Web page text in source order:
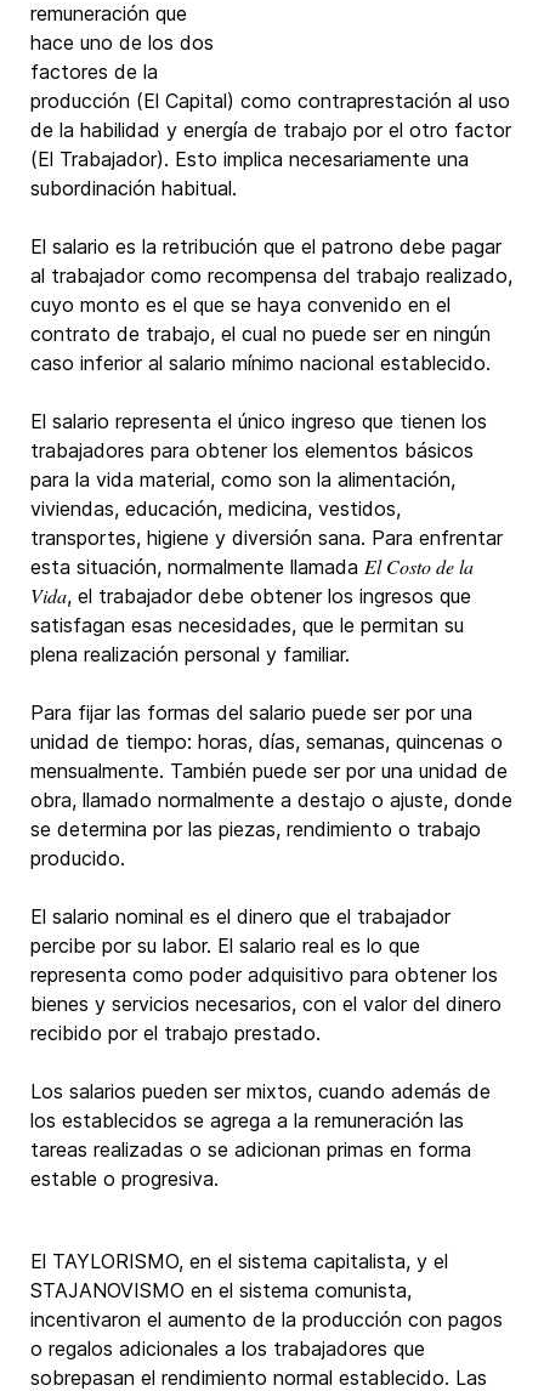
remuneración que
hace uno de los dos
factores de la
producción (El Capital) como contraprestación al uso
de la habilidad y energía de trabajo por el otro factor
(El Trabajador). Esto implica necesariamente una
subordinación habitual.
El salario es la retribución que el patrono debe pagar
al trabajador como recompensa del trabajo realizado,
cuyo monto es el que se haya convenido en el
contrato de trabajo, el cual no puede ser en ningún
caso inferior al salario mínimo nacional establecido.
El salario representa el único ingreso que tienen los
trabajadores para obtener los elementos básicos
para la vida material, como son la alimentación,
viviendas, educación, medicina, vestidos,
transportes, higiene y diversión sana. Para enfrentar
esta situación, normalmente llamada El Costo de la
Vida, el trabajador debe obtener los ingresos que
satisfagan esas necesidades, que le permitan su
plena realización personal y familiar.
Para fijar las formas del salario puede ser por una
unidad de tiempo: horas, días, semanas, quincenas o
mensualmente. También puede ser por una unidad de
obra, llamado normalmente a destajo o ajuste, donde
se determina por las piezas, rendimiento o trabajo
producido.
El salario nominal es el dinero que el trabajador
percibe por su labor. El salario real es lo que
representa como poder adquisitivo para obtener los
bienes y servicios necesarios, con el valor del dinero
recibido por el trabajo prestado.
Los salarios pueden ser mixtos, cuando además de
los establecidos se agrega a la remuneración las
tareas realizadas o se adicionan primas en forma
estable o progresiva.
El TAYLORISMO, en el sistema capitalista, y el
STAJANOVISMO en el sistema comunista,
incentivaron el aumento de la producción con pagos
o regalos adicionales a los trabajadores que
sobrepasan el rendimiento normal establecido. Las